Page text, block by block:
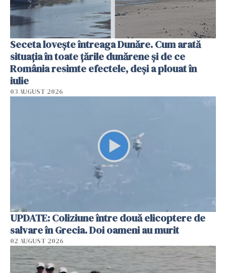
Seceta lovește întreaga Dunăre. Cum arată
situația în toate țările dunărene și de ce
România resimte efectele, deși a plouat în
iulie
03 AUGUST 2026
UPDATE: Coliziune între două elicoptere de
salvare în Grecia. Doi oameni au murit
02 AUGUST 2026